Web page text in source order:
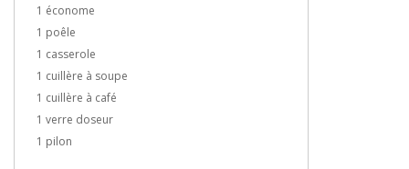
1 économe
1 poêle
1 casserole
1 cuillère à soupe
1 cuillère à café
1 verre doseur
1 pilon